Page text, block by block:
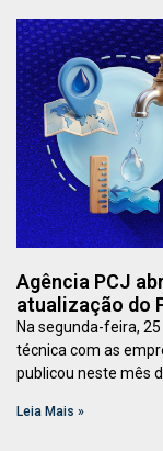
Agência PCJ
atualização do
Na segunda-feira,
técnica com as
publicou neste mês
Leia Mais »